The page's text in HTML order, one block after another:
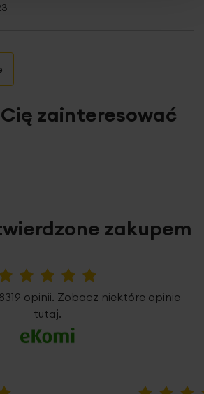
zainteresować
zakupem
opinii. Zobacz niektóre opinie
tutaj.